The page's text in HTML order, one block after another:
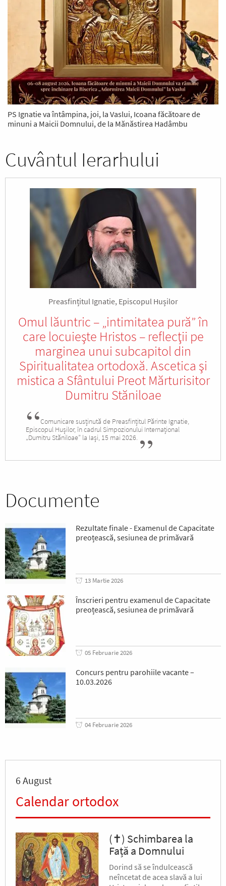
PS Ignatie va întâmpina, joi, la Vaslui, Icoana făcătoare de
minuni a Maicii Domnului, de la Mănăstirea Hadâmbu
Cuvântul Ierarhului
Preasfințitul Ignatie, Episcopul Hușilor
Omul lăuntric – „intimitatea pură” în
care locuieşte Hristos – reflecţii pe
marginea unui subcapitol din
Spiritualitatea ortodoxă. Ascetica şi
mistica a Sfântului Preot Mărturisitor
Dumitru Stăniloae
Comunicare susținută de Preasfințitul Părinte Ignatie,
Episcopul Hușilor, în cadrul Simpozionului Internațional
„Dumitru Stăniloae” la Iași, 15 mai 2026.
Documente
Rezultate finale - Examenul de Capacitate
preoțească, sesiunea de primăvară
13 Martie 2026
Înscrieri pentru examenul de Capacitate
preoțească, sesiunea de primăvară
05 Februarie 2026
Concurs pentru parohiile vacante –
10.03.2026
04 Februarie 2026
6 August
Calendar ortodox
(✝) Schimbarea la
Față a Domnului
Dorind să se îndulcească
neîncetat de acea slavă a lui